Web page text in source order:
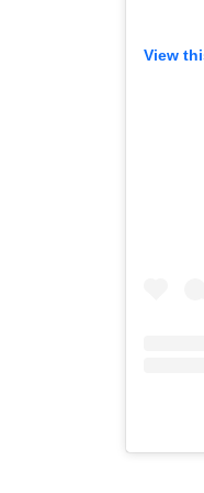
View